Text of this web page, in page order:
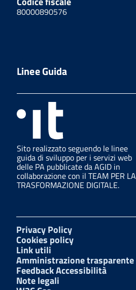
80000890576
Linee Guida
Sito realizzato seguendo le linee
guida di sviluppo per i servizi web
delle PA pubblicate da AGID in
collaborazione con il TEAM PER LA
TRASFORMAZIONE DIGITALE.
Privacy Policy
Cookies policy
Link utili
Amministrazione trasparente
Feedback Accessibilità
Note legali